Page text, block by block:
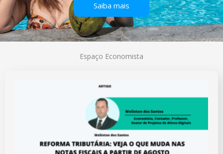
Saiba mais
Espaço Economista